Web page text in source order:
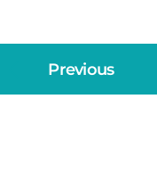
Previous